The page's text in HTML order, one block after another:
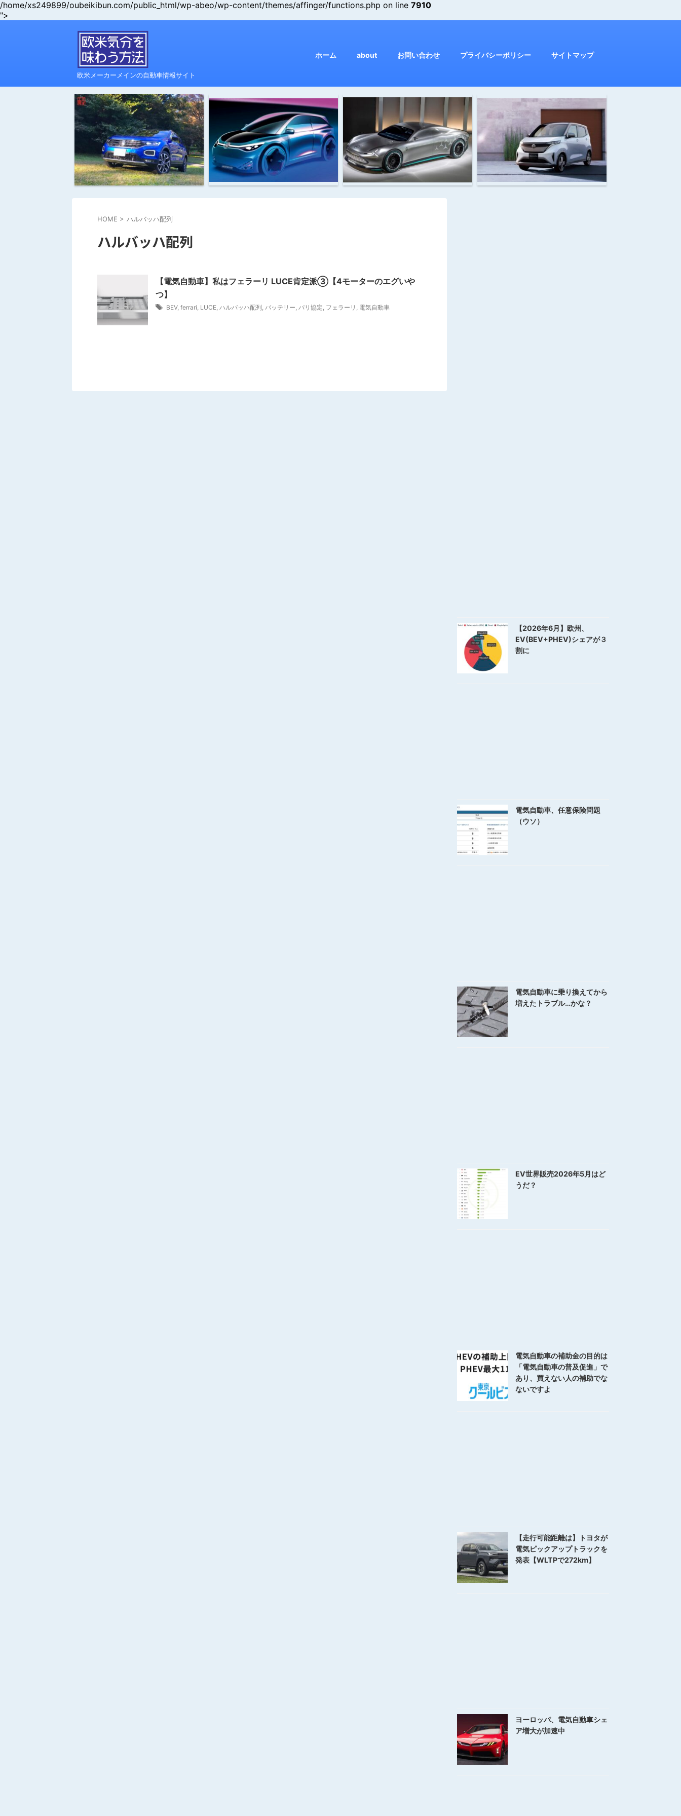
/home/xs249899/oubeikibun.com/public_html/wp-abeo/wp-content/themes/affinger/functions.php on line 7910
">
欧米メーカーメインの自動車情報サイト
ホーム about お問い合わせ プライバシーポリシー サイトマップ
HOME > ハルバッハ配列
ハルバッハ配列
【電気自動車】私はフェラーリ LUCE肯定派③【4モーターのエグいや
つ】
BEV, ferrari, LUCE, ハルバッハ配列, バッテリー, パリ協定, フェラーリ , 電気自動車
【2026年6月】欧州、
EV(BEV+PHEV)シェアが３
割に
電気自動車、任意保険問題
（ウソ）
電気自動車に乗り換えてから
増えたトラブル…かな？
EV世界販売2026年5月はど
うだ？
電気自動車の補助金の目的は
「電気自動車の普及促進」で
あり、買えない人の補助でな
ないですよ
【走行可能距離は】トヨタが
電気ピックアップトラックを
発表【WLTPで272km】
ヨーロッパ、電気自動車シェ
ア増大が加速中